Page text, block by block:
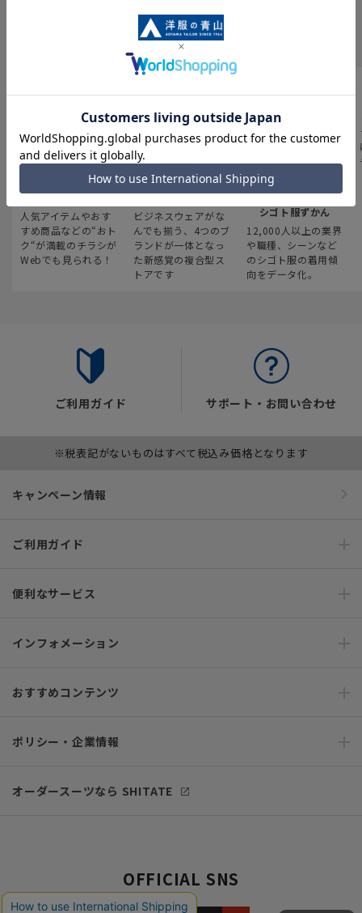
INFORMATION
最新のお買い得情報
人気アイテムやおす
すめ商品などの“おト
ク“が満載のチラシが
Webでも見られる！
スーツスクエア
ビジネスウェアがな
んでも揃う、4つのブ
ランドが一体となっ
た新感覚の複合型ス
トアです
みんなの
シゴト服ずかん
12,000人以上の業界
や職種、シーンなど
のシゴト服の着用傾
向をデータ化。
ご利用ガイド サポート・お問い合わせ
※税表記がないものはすべて税込み価格となります
キャンペーン情報
ご利用ガイド
便利なサービス
インフォメーション
おすすめコンテンツ
ポリシー・企業情報
オーダースーツなら SHITATE
OFFICIAL SNS